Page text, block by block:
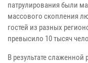
патрулирования были
массового скопления
гостей из разных
превысило 10 тысяч
В результате